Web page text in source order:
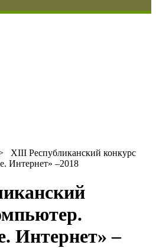
XIII Республиканский конкурс
Интернет» –2018
Интернет» –